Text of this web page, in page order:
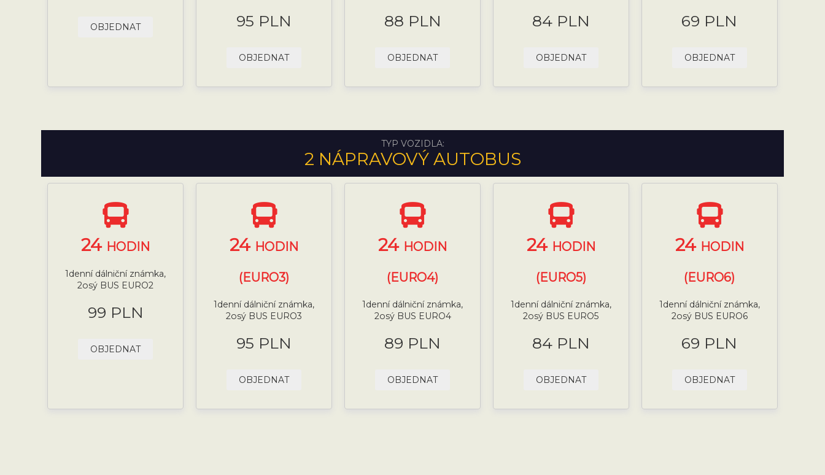
OBJEDNAT 95 PLN
OBJEDNAT
88 PLN
OBJEDNAT
84 PLN
OBJEDNAT
69 PLN
OBJEDNAT
TYP VOZIDLA:
2 NÁPRAVOVÝ AUTOBUS
24 HODIN
1denní dálniční známka,
2osý BUS EURO2
99 PLN
OBJEDNAT
24 HODIN
(EURO3)
1denní dálniční známka,
2osý BUS EURO3
95 PLN
OBJEDNAT
24 HODIN
(EURO4)
1denní dálniční známka,
2osý BUS EURO4
89 PLN
OBJEDNAT
24 HODIN
(EURO5)
1denní dálniční známka,
2osý BUS EURO5
84 PLN
OBJEDNAT
24 HODIN
(EURO6)
1denní dálniční známka,
2osý BUS EURO6
69 PLN
OBJEDNAT